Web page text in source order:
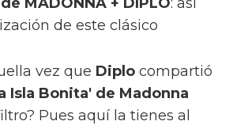
de este clásico
vez que Diplo compartió
Isla Bonita' de Madonna
Pues aquí la tienes al